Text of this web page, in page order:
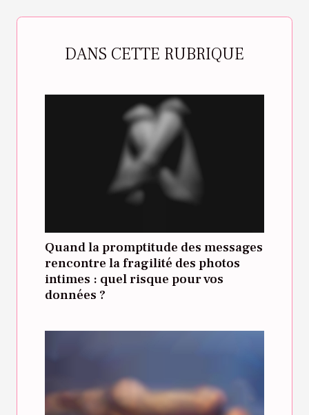
DANS CETTE RUBRIQUE
Quand la promptitude des messages
rencontre la fragilité des photos
intimes : quel risque pour vos
données ?